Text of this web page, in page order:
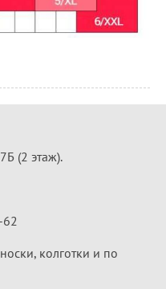
(2 этаж).
62
колготки и по